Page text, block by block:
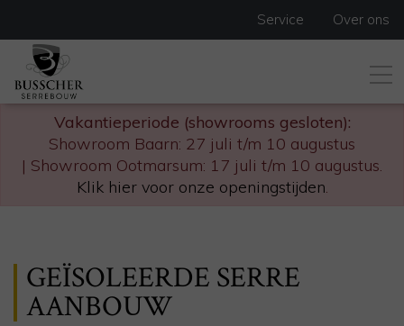
Vakantieperiode (showrooms gesloten):
Showroom Baarn: 27 juli t/m 10 augustus
| Showroom Ootmarsum: 17 juli t/m 10 augustus.
Klik hier voor onze openingstijden.
Service Over ons
GEÏSOLEERDE SERRE
AANBOUW